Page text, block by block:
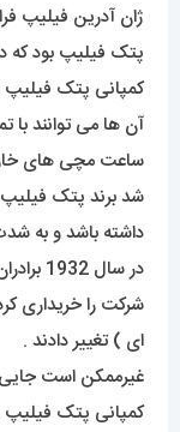
ژان آدرین فیلیپ
پتک فیلیپ بود که در سال 1851
کمپانی پتک فیلیپ
آن ها می توانند با
ساعت مچی های
شد برند پتک
داشته باشد و به
در
شرکت را خریداری
ای ) تغییر دادند .
غیرممکن است جایی
کمپانی پتک فیلیپ